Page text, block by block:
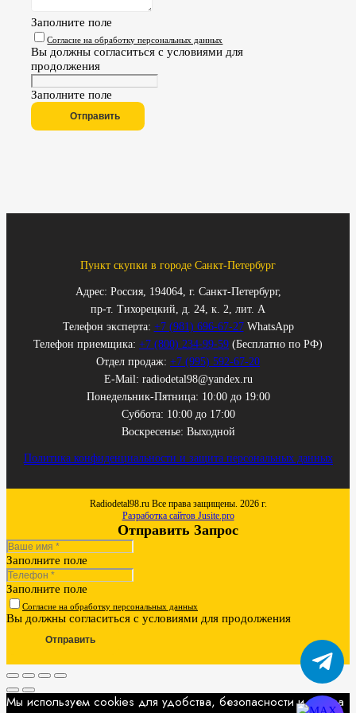
Заполните поле
Согласие на обработку персональных данных
Вы должны согласиться с условиями для
продолжения
Заполните поле
Отправить
Пункт скупки в городе Санкт-Петербург
Адрес: Россия, 194064, г. Санкт-Петербург,
пр-т. Тихорецкий, д. 24, к. 2, лит. А
Телефон эксперта: +7 (981) 696-67-27WhatsApp
Телефон приемщика: +7 (800) 234-99-59 (Бесплатно по РФ)
Отдел продаж: +7 (995) 592-67-20
E-Mail: radiodetal98@yandex.ru
Понедельник-Пятница: 10:00 до 19:00
Суббота: 10:00 до 17:00
Воскресенье: Выходной
Политика конфиденциальности и защита персональных данных
Radiodetal98.ru Все права защищены. 2026 г.
Разработка сайтов Jusite.pro
Отправить Запрос
Заполните поле
Заполните поле
Согласие на обработку персональных данных
Вы должны согласиться с условиями для продолжения
Отправить
Мы используем cookies для удобства, безопасности и показа